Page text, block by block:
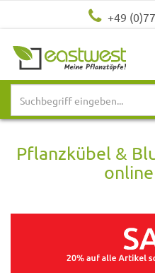
+49
Pflanzkübel &